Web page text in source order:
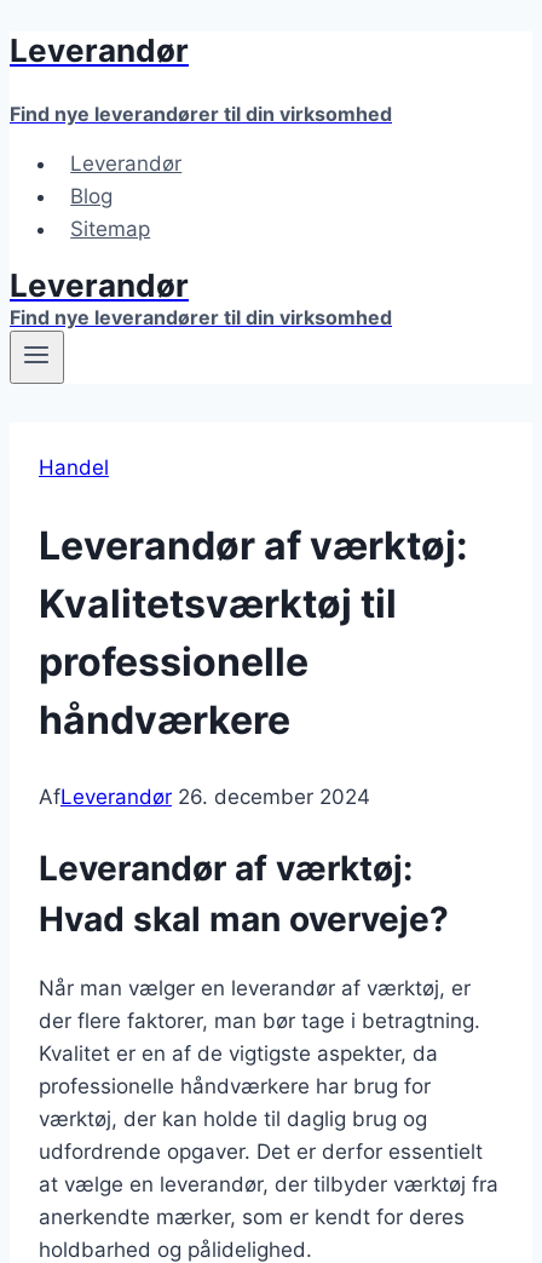
Fortsæt
indhold
Leverandør
Find nye leverandører til din virksomhed
Leverandør
Blog
Sitemap
Leverandør
Find nye leverandører til din virksomhed
Handel
Leverandør af værktøj:
Kvalitetsværktøj til
professionelle
håndværkere
AfLeverandør 26. december 2024
Leverandør af værktøj:
Hvad skal man overveje?
Når man vælger en leverandør af værktøj, er
der flere faktorer, man bør tage i betragtning.
Kvalitet er en af de vigtigste aspekter, da
professionelle håndværkere har brug for
værktøj, der kan holde til daglig brug og
udfordrende opgaver. Det er derfor essentielt
at vælge en leverandør, der tilbyder værktøj fra
anerkendte mærker, som er kendt for deres
holdbarhed og pålidelighed.